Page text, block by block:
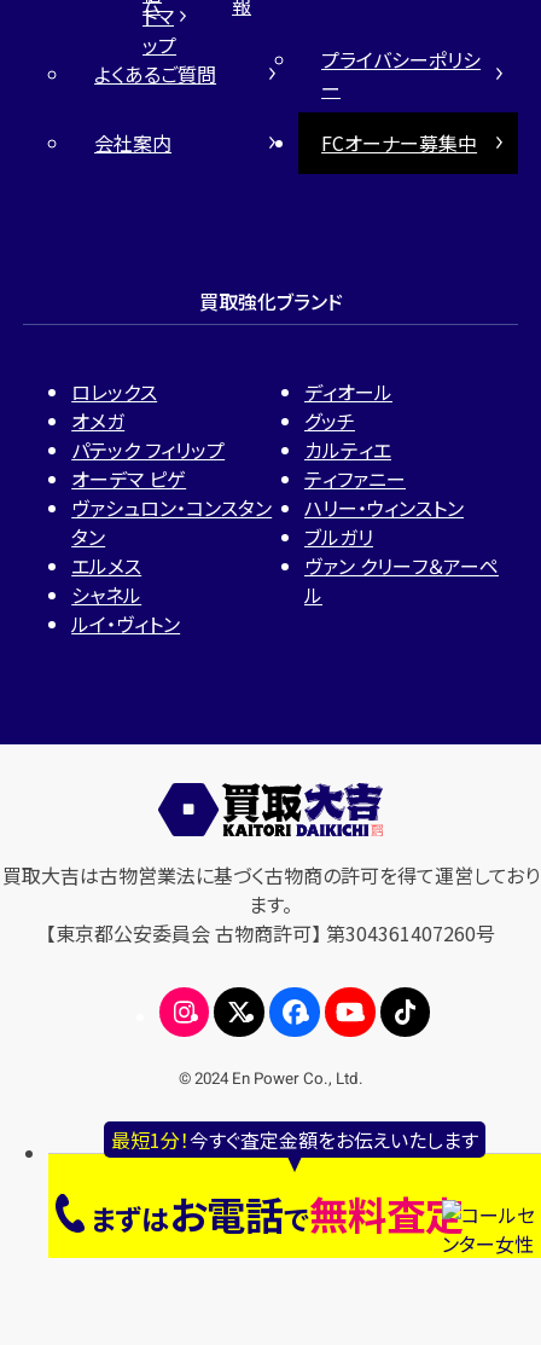
最短1分！今すぐ査定金額をお伝えいたします
まずはお電話で無料査定
トマ
ップ
よくあるご質問
プライバシーポリシ
ー
会社案内
FCオーナー募集中
買取強化ブランド
ロレックス
オメガ
パテック フィリップ
オーデマ ピゲ
ヴァシュロン・コンスタン
タン
エルメス
シャネル
ルイ・ヴィトン
ディオール
グッチ
カルティエ
ティファニー
ハリー・ウィンストン
ブルガリ
ヴァン クリーフ＆アーペ
ル
買取大吉は古物営業法に基づく古物商の許可を得て運営しており
ます。
【東京都公安委員会 古物商許可】 第304361407260号
© 2024 En Power Co., Ltd.